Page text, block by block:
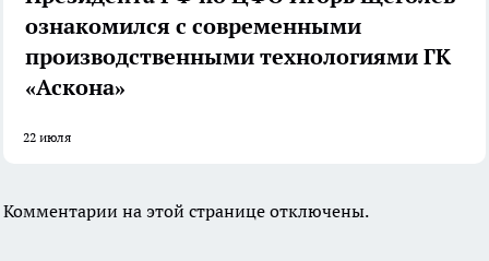
ознакомился с современными
производственными технологиями ГК
«Аскона»
22 июля
Комментарии на этой странице отключены.